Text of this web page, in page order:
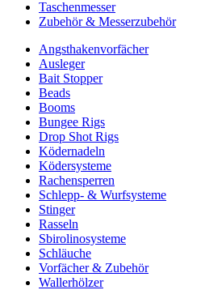
Taschenmesser
Zubehör & Messerzubehör
Angsthakenvorfächer
Ausleger
Bait Stopper
Beads
Booms
Bungee Rigs
Drop Shot Rigs
Ködernadeln
Ködersysteme
Rachensperren
Schlepp- & Wurfsysteme
Stinger
Rasseln
Sbirolinosysteme
Schläuche
Vorfächer & Zubehör
Wallerhölzer